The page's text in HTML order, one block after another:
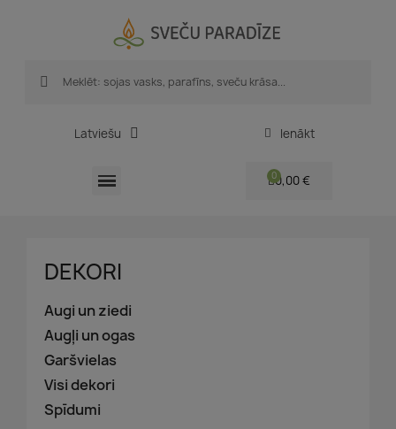
Latviešu Ienākt
0,00 €
DEKORI
Augi un ziedi
Augļi un ogas
Garšvielas
Visi dekori
Spīdumi